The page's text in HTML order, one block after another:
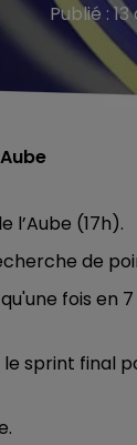
Publié :
l’Aube (17h).
de
fois
sprint final